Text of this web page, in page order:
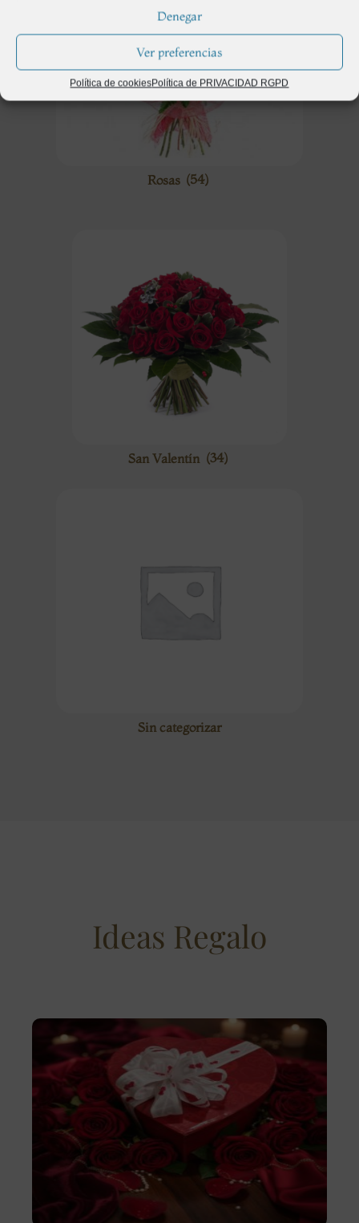
Denegar
Ver preferencias
Política de cookiesPolítica de PRIVACIDAD RGPD
Rosas (54)
San Valentín (34)
Sin categorizar
Ideas Regalo